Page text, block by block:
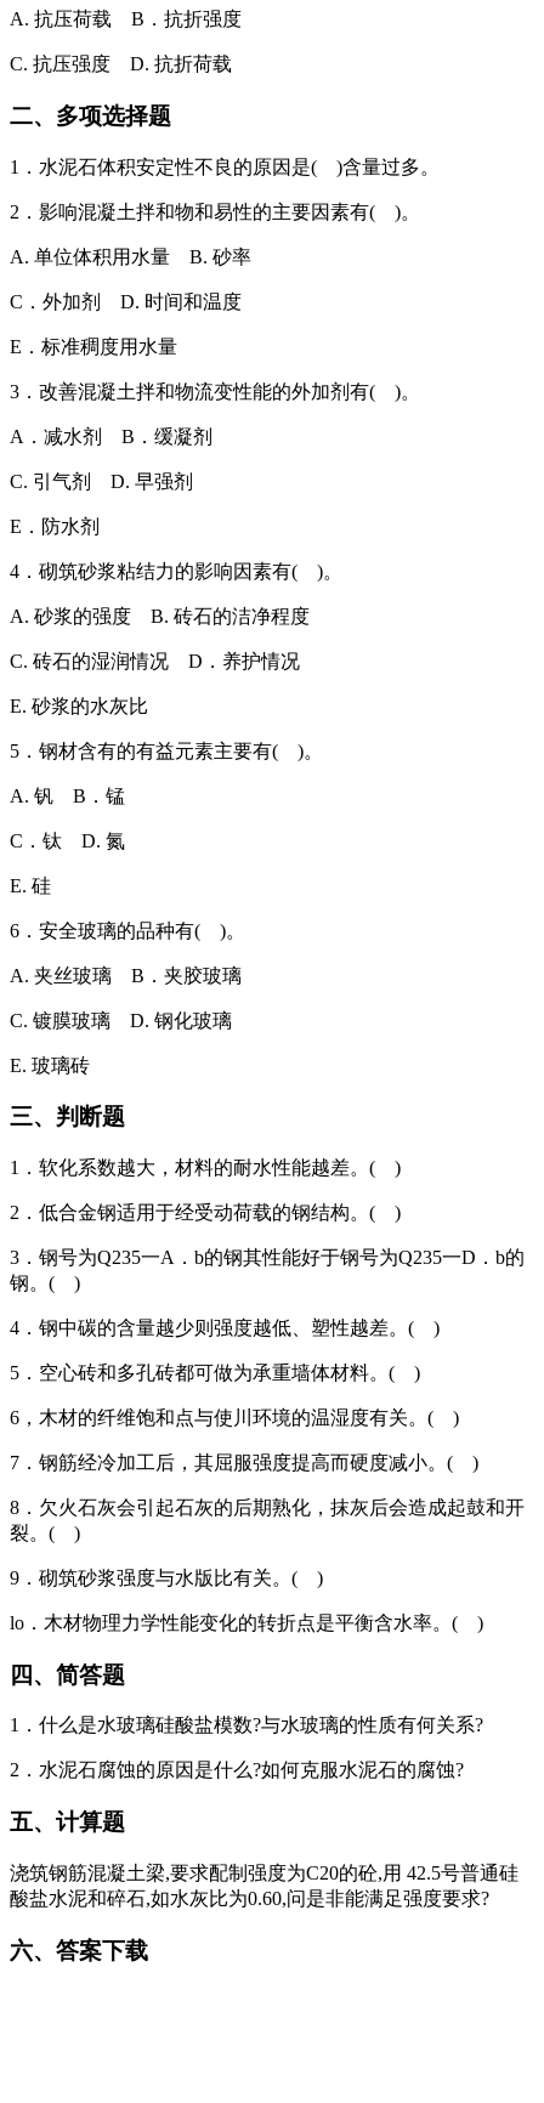
A. 抗压荷载 B．抗折强度
C. 抗压强度 D. 抗折荷载
二、多项选择题
1．水泥石体积安定性不良的原因是( )含量过多。
2．影响混凝土拌和物和易性的主要因素有( )。
A. 单位体积用水量 B. 砂率
C．外加剂 D. 时间和温度
E．标准稠度用水量
3．改善混凝土拌和物流变性能的外加剂有( )。
A．减水剂 B．缓凝剂
C. 引气剂 D. 早强剂
E．防水剂
4．砌筑砂浆粘结力的影响因素有( )。
A. 砂浆的强度 B. 砖石的洁净程度
C. 砖石的湿润情况 D．养护情况
E. 砂浆的水灰比
5．钢材含有的有益元素主要有( )。
A. 钒 B．锰
C．钛 D. 氮
E. 硅
6．安全玻璃的品种有( )。
A. 夹丝玻璃 B．夹胶玻璃
C. 镀膜玻璃 D. 钢化玻璃
E. 玻璃砖
三、判断题
1．软化系数越大，材料的耐水性能越差。( )
2．低合金钢适用于经受动荷载的钢结构。( )
3．钢号为Q235一A．b的钢其性能好于钢号为Q235一D．b的
钢。( )
4．钢中碳的含量越少则强度越低、塑性越差。( )
5．空心砖和多孔砖都可做为承重墙体材料。( )
6，木材的纤维饱和点与使川环境的温湿度有关。( )
7．钢筋经冷加工后，其屈服强度提高而硬度减小。( )
8．欠火石灰会引起石灰的后期熟化，抹灰后会造成起鼓和开
裂。( )
9．砌筑砂浆强度与水版比有关。( )
lo．木材物理力学性能变化的转折点是平衡含水率。( )
四、简答题
1．什么是水玻璃硅酸盐模数?与水玻璃的性质有何关系?
2．水泥石腐蚀的原因是什么?如何克服水泥石的腐蚀?
五、计算题
浇筑钢筋混凝土梁,要求配制强度为C20的砼,用 42.5号普通硅
酸盐水泥和碎石,如水灰比为0.60,问是非能满足强度要求?
六、答案下载